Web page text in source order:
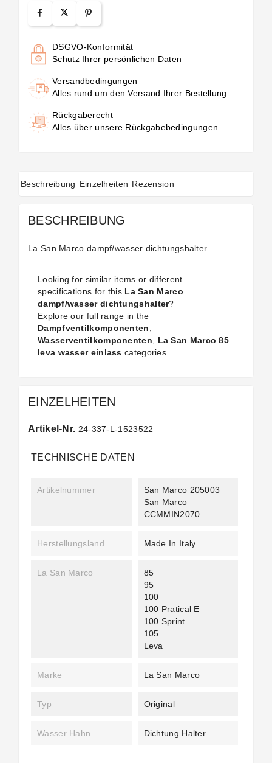
DSGVO-Konformität
Schutz Ihrer persönlichen Daten
Versandbedingungen
Alles rund um den Versand Ihrer Bestellung
Rückgaberecht
Alles über unsere Rückgabebedingungen
Beschreibung Einzelheiten Rezension
BESCHREIBUNG
La San Marco dampf/wasser dichtungshalter
Looking for similar items or different
specifications for this La San Marco
dampf/wasser dichtungshalter?
Explore our full range in the
Dampfventilkomponenten
Wasserventilkomponenten
La San Marco 85
leva wasser einlass categories
EINZELHEITEN
Artikel-Nr. 24-337-L-1523522
TECHNISCHE DATEN
Artikelnummer
San Marco 205003
San Marco
CCMMIN2070
Herstellungsland Made In Italy
La San Marco
85
95
100
100 Pratical E
100 Sprint
105
Leva
Marke La San Marco
Typ Original
Wasser Hahn Dichtung Halter